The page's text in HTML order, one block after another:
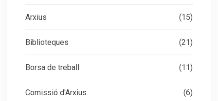
Arxius (15)
Biblioteques (21)
Borsa de treball (11)
Comissió d'Arxius (6)